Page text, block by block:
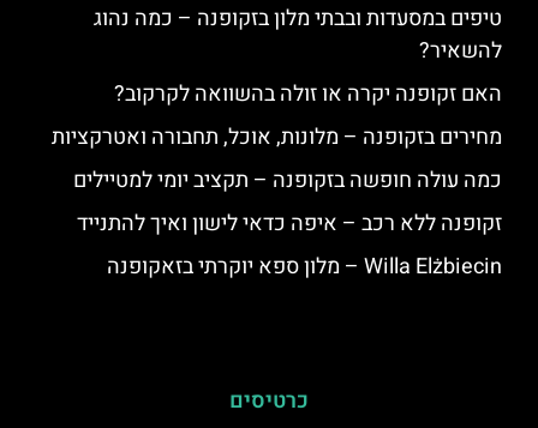
טיפים במסעדות ובבתי מלון בזקופנה – כמה נהוג
להשאיר?
האם זקופנה יקרה או זולה בהשוואה לקרקוב?
מחירים בזקופנה – מלונות, אוכל, תחבורה ואטרקציות
כמה עולה חופשה בזקופנה – תקציב יומי למטיילים
זקופנה ללא רכב – איפה כדאי לישון ואיך להתנייד
Willa Elżbiecin – מלון ספא יוקרתי בזאקופנה
כרטיסים